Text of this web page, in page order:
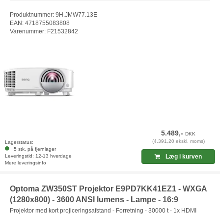
Produktnummer: 9H.JMW77.13E
EAN: 4718755083808
Varenummer: F21532842
Lagerstatus:
5 stk. på fjernlager
Leveringstid: 12-13 hverdage
Mere leveringsinfo
5.489,-DKK
(4.391,20 ekskl. moms)
Læg i kurven
Optoma ZW350ST Projektor E9PD7KK41EZ1 - WXGA
(1280x800) - 3600 ANSI lumens - Lampe - 16:9
Projektor med kort projiceringsafstand - Forretning - 30000 t - 1x HDMI